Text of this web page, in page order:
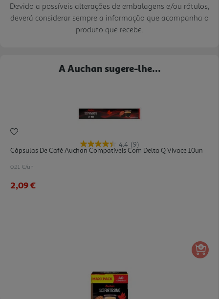
Devido a possíveis alterações de embalagens e/ou rótulos,
deverá considerar sempre a informação que acompanha o
produto que recebe.
A Auchan sugere-lhe...
4.4 (9)
Cápsulas De Café Auchan Compatíveis Com Delta Q Vivace 10un
0.21 €/un
2,09 €